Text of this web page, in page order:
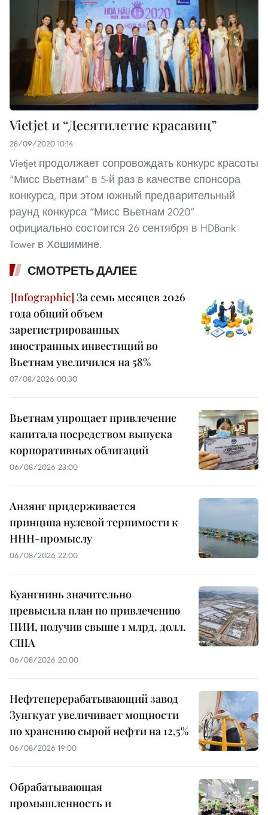
Vietjet и “Десятилетие красавиц”
28/09/2020 10:14
Vietjet продолжает сопровождать конкурс красоты
“Мисс Вьетнам” в 5-й раз в качестве спонсора
конкурса, при этом южный предварительный
раунд конкурса “Мисс Вьетнам 2020”
официально состоится 26 сентября в HDBank
Tower в Хошимине.
СМОТРЕТЬ ДАЛЕЕ
За семь месяцев 2026
года общий объем
зарегистрированных
иностранных инвестиций во
Вьетнам увеличился на 58%
07/08/2026 00:30
Вьетнам упрощает привлечение
капитала посредством выпуска
корпоративных облигаций
06/08/2026 23:00
Анзянг придерживается
принципа нулевой терпимости к
ННН-промыслу
06/08/2026 22:00
Куангнинь значительно
превысила план по привлечению
ПИИ, получив свыше 1 млрд. долл.
США
06/08/2026 20:00
Нефтеперерабатывающий завод
Зунгкуат увеличивает мощности
по хранению сырой нефти на 12,5%
06/08/2026 19:00
Обрабатывающая
промышленность и